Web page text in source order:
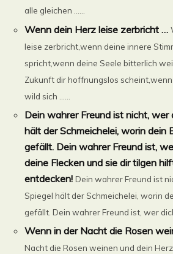
alle gleichen ......
Wenn dein Herz leise zerbricht …
leise zerbricht,wenn deine innere
spricht,wenn deine Seele bitterlich
Zukunft dir hoffnungslos
wild sich ......
Dein wahrer Freund ist nicht, wer
hält der Schmeichelei, worin dein
gefällt. Dein wahrer Freund ist,
deine Flecken und sie dir tilgen
entdecken! Dein wahrer Freund ist
Spiegel hält der Schmeichelei, worin
gefällt. Dein wahrer Freund ist, wer dich
Wenn in der Nacht die Rosen
Nacht die Rosen weinen und dein